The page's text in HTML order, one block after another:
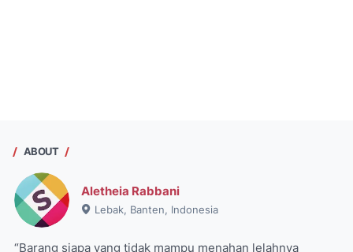
ABOUT
Aletheia Rabbani
Lebak, Banten, Indonesia
“Barang siapa yang tidak mampu menahan lelahnya